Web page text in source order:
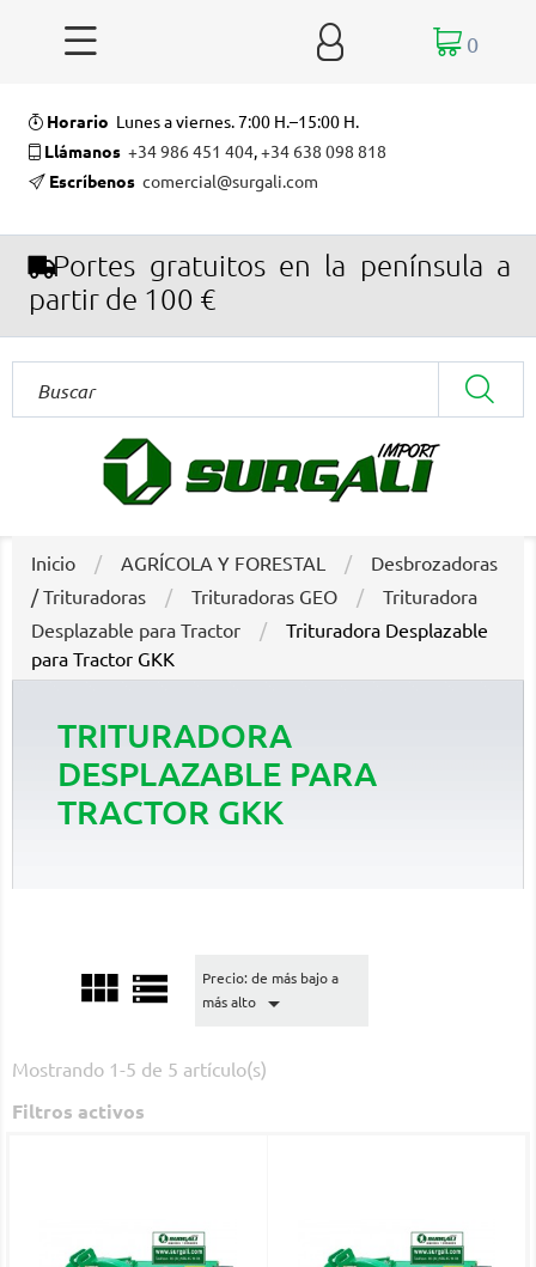
  0
Horario Lunes a viernes. 7:00 H.–15:00 H.
Llámanos +34 986 451 404,+34 638 098 818
Escríbenos comercial@surgali.com
Portes gratuitos en la península a
partir de 100 €
Inicio AGRÍCOLA Y FORESTAL
Desbrozadoras
/ Trituradoras
Trituradoras GEO
Trituradora
Desplazable para Tractor
Trituradora Desplazable
para Tractor GKK
TRITURADORA
DESPLAZABLE PARA
TRACTOR GKK
 
Precio: de más bajo a
más alto

Mostrando 1-5 de 5 artículo(s)
Filtros activos